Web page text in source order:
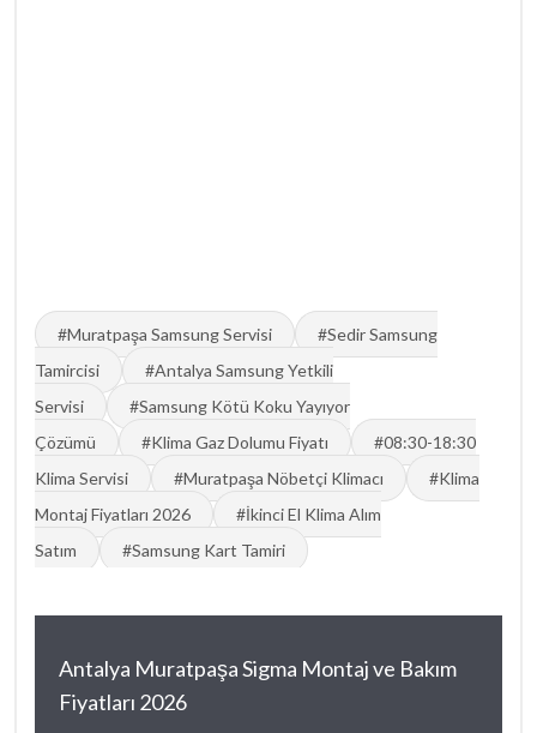
#Muratpaşa Samsung Servisi
#Sedir Samsung
Tamircisi
#Antalya Samsung Yetkili
Servisi
#Samsung Kötü Koku Yayıyor
Çözümü
#Klima Gaz Dolumu Fiyatı
#08:30-18:30
Klima Servisi
#Muratpaşa Nöbetçi Klimacı
#Klima
Montaj Fiyatları 2026
#İkinci El Klima Alım
Satım
#Samsung Kart Tamiri
Antalya Muratpaşa Sigma Montaj ve Bakım
Fiyatları 2026